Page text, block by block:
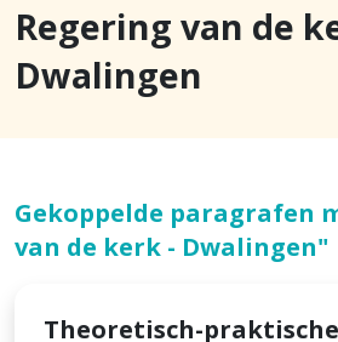
Regering van de
Dwalingen
Gekoppelde paragrafen
van de kerk - Dwalingen"
Theoretisch-praktische